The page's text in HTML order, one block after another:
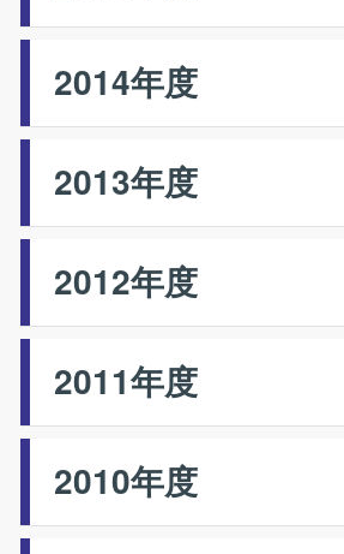
2014年度
2013年度
2012年度
2011年度
2010年度